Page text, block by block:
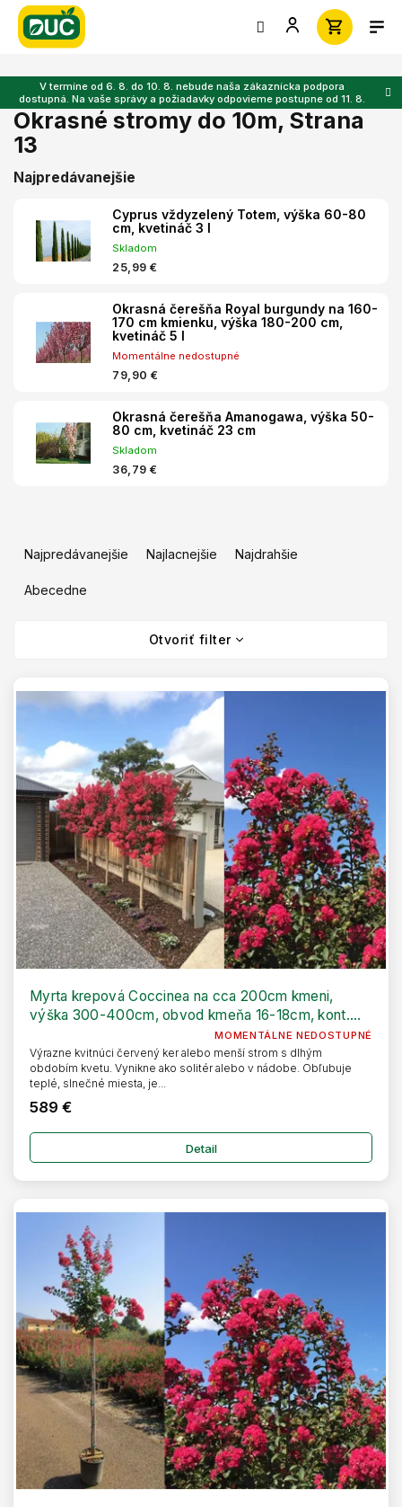
Prejsť
obsah
V termíne od 6. 8. do 10. 8. nebude naša zákaznícka podpora
dostupná. Na vaše správy a požiadavky odpovieme postupne od 11. 8.
Okrasné stromy do 10m, Strana
13
Najpredávanejšie
Cyprus vždyzelený Totem, výška 60-80
cm, kvetináč 3 l
Skladom
25,99 €
Okrasná čerešňa Royal burgundy na 160-
170 cm kmienku, výška 180-200 cm,
kvetináč 5 l
Momentálne nedostupné
79,90 €
Okrasná čerešňa Amanogawa, výška 50-
80 cm, kvetináč 23 cm
Skladom
36,79 €
e
r
o
d
u
k
t
o
Najpredávanejšie Najlacnejšie Najdrahšie
Abecedne
Otvoriť filter
s
r
o
d
u
o
v
Myrta krepová Coccinea na cca 200cm kmeni,
výška 300-400cm, obvod kmeňa 16-18cm, kont.
MOMENTÁLNE NEDOSTUPNÉ
589 €
Detail
Výrazne kvitnúci červený ker alebo menší strom s dlhým
obdobím kvetu. Vynikne ako solitér alebo v nádobe. Obľubuje
teplé, slnečné miesta, je...